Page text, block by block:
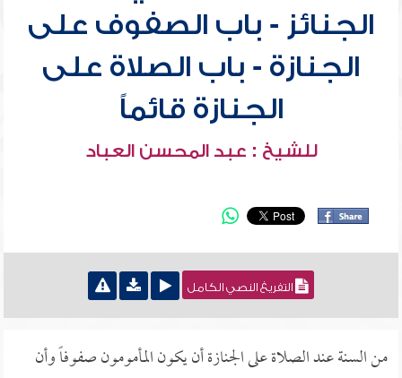
الجنائز - باب الصفوف على
الجنازة - باب الصلاة على
الجنازة قائماً
للشيخ : عبد المحسن العباد
التفريغ النصي الكامل
من السنة عند الصلاة على الجنازة أن يكون المأمومون صفوفاً وأن